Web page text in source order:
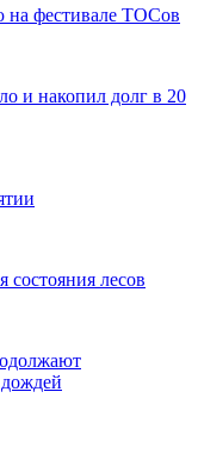
на фестивале ТОСов
и накопил долг в 20
лесов